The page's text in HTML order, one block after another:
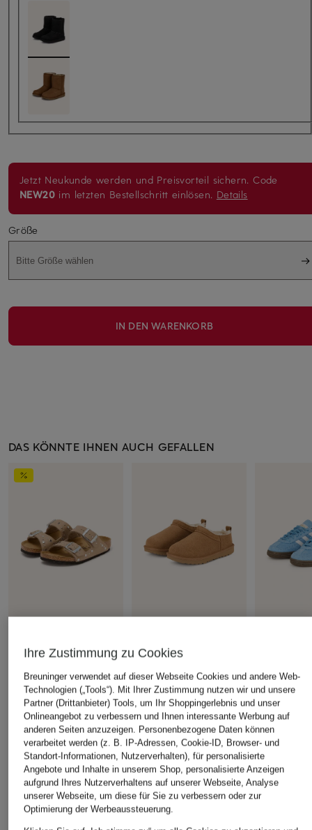
Jetzt Neukunde werden und Preisvorteil sichern. Code
NEW20 im letzten Bestellschritt einlösen. Details
Größe
Bitte Größe wählen
IN DEN WARENKORB
DAS KÖNNTE IHNEN AUCH GEFALLEN
Pantoletten ARIZONA
Nieten
CHF 60
Ursprünglich:CHF 80
Pantoletten CLASSIC
CHF 119
CHF 75
ÄHNLICHE ARTIKEL ENTDECKEN
Ihre Zustimmung zu Cookies
Breuninger verwendet auf dieser Webseite Cookies und andere Web-
Technologien („Tools“). Mit Ihrer Zustimmung nutzen wir und unsere
Partner (Drittanbieter) Tools, um Ihr Shoppingerlebnis und unser
Onlineangebot zu verbessern und Ihnen interessante Werbung auf
anderen Seiten anzuzeigen. Personenbezogene Daten können
verarbeitet werden (z. B. IP-Adressen, Cookie-ID, Browser- und
Standort-Informationen, Nutzerverhalten), für personalisierte
Angebote und Inhalte in unserem Shop, personalisierte Anzeigen
aufgrund Ihres Nutzerverhaltens auf unserer Webseite, Analyse
unserer Webseite, um diese für Sie zu verbessern oder zur
Optimierung der Werbeaussteuerung.